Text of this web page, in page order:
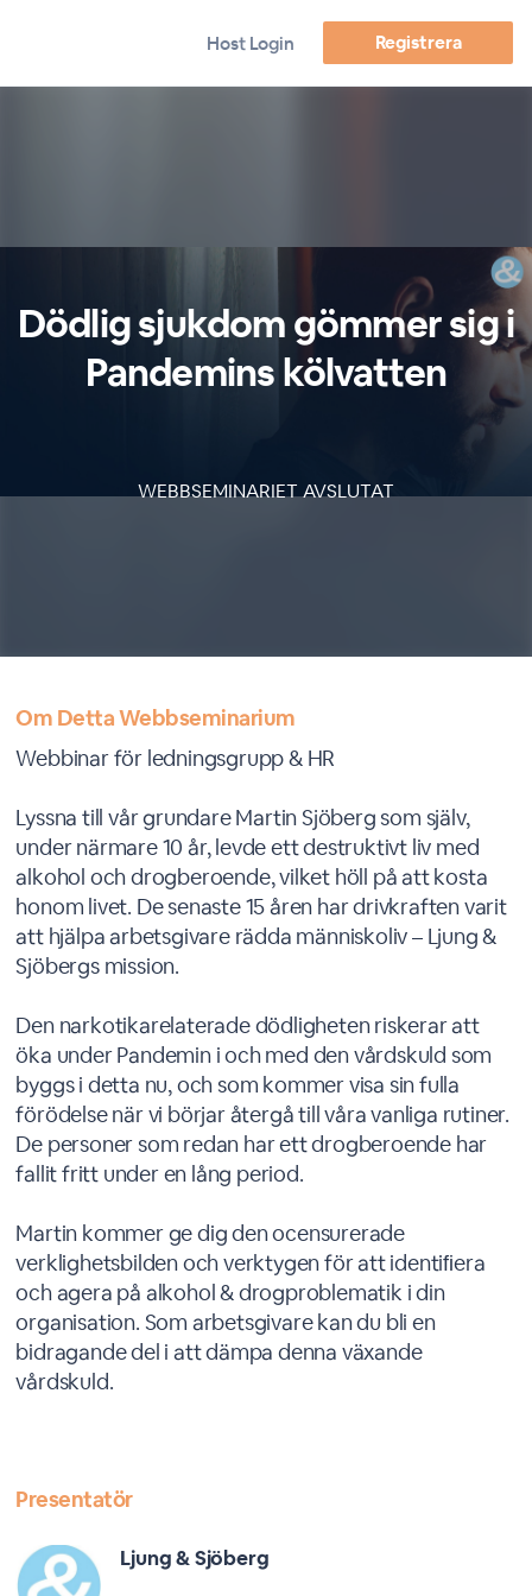
Host Login Registrera
Dödlig sjukdom gömmer sig i
Pandemins kölvatten
WEBBSEMINARIET AVSLUTAT
Om Detta Webbseminarium
Webbinar för ledningsgrupp & HR
Lyssna till vår grundare Martin Sjöberg som själv,
under närmare 10 år, levde ett destruktivt liv med
alkohol och drogberoende, vilket höll på att kosta
honom livet. De senaste 15 åren har drivkraften varit
att hjälpa arbetsgivare rädda människoliv – Ljung &
Sjöbergs mission.
Den narkotikarelaterade dödligheten riskerar att
öka under Pandemin i och med den vårdskuld som
byggs i detta nu, och som kommer visa sin fulla
förödelse när vi börjar återgå till våra vanliga rutiner.
De personer som redan har ett drogberoende har
fallit fritt under en lång period.
Martin kommer ge dig den ocensurerade
verklighetsbilden och verktygen för att identiﬁera
och agera på alkohol & drogproblematik i din
organisation. Som arbetsgivare kan du bli en
bidragande del i att dämpa denna växande
vårdskuld.
Presentatör
Ljung & Sjöberg